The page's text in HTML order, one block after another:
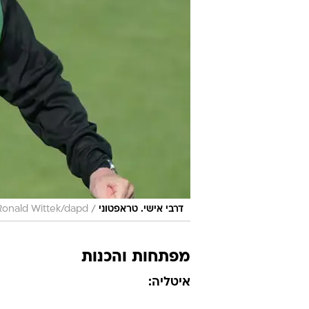
דרבי אישי. טראפטוני /
Wittek/dapd
מפתחות והכנות
איטליה: